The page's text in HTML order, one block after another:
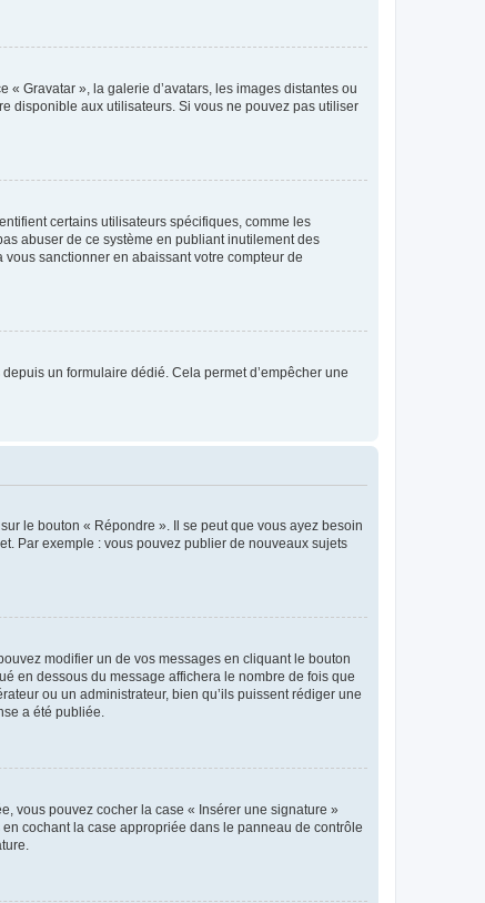
Gravatar », la galerie d’avatars, les images distantes ou
disponible aux utilisateurs. Si vous ne pouvez pas utiliser
certains utilisateurs spécifiques, comme les
abuser de ce système en publiant inutilement des
sanctionner en abaissant votre compteur de
un formulaire dédié. Cela permet d’empêcher une
le bouton « Répondre ». Il se peut que vous ayez besoin
Par exemple : vous pouvez publier de nouveaux sujets
modifier un de vos messages en cliquant le bouton
en dessous du message affichera le nombre de fois que
ou un administrateur, bien qu’ils puissent rédiger une
a été publiée.
vous pouvez cocher la case « Insérer une signature »
cochant la case appropriée dans le panneau de contrôle